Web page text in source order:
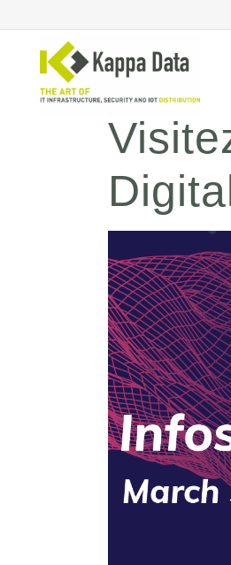
Solutions Wi-
Commutation
Routage de
Sauvegarde